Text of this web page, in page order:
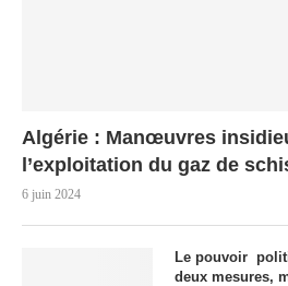
Algérie : Manœuvres
l’exploitation du gaz de
6 juin 2024
Le pouvoir
deux mesures,